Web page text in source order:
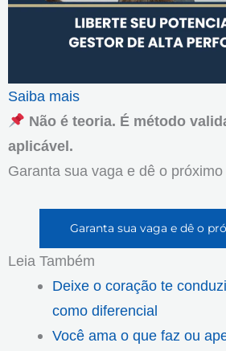
Saiba mais
Não é teoria. É método
aplicável.
Garanta sua vaga e dê o
Garanta sua vaga e dê o
Leia Também
Deixe o coração te
como diferencial
Você ama o que faz ou